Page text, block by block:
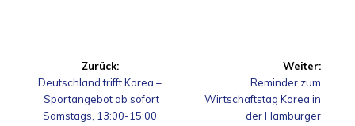
Beitragsnavigation
Zurück:
Vorheriger
Beitrag:
Deutschland trifft Korea –
Sportangebot ab sofort
Samstags, 13:00-15:00
Weiter:
Nächster
Beitrag:
Reminder zum
Wirtschaftstag Korea in
der Hamburger